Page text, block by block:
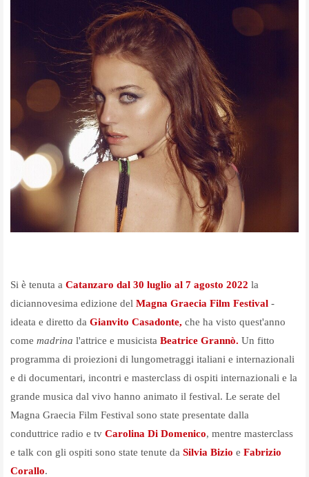
Si è tenuta a Catanzaro dal 30 luglio al 7 agosto 2022 la
diciannovesima edizione del Magna Graecia Film Festival -
ideata e diretto da Gianvito Casadonte, che ha visto quest'anno
come madrina l'attrice e musicista Beatrice Grannò. Un fitto
programma di proiezioni di lungometraggi italiani e internazionali
e di documentari, incontri e masterclass di ospiti internazionali e la
grande musica dal vivo hanno animato il festival. Le serate del
Magna Graecia Film Festival sono state presentate dalla
conduttrice radio e tv Carolina Di Domenico, mentre masterclass
e talk con gli ospiti sono state tenute da Silvia Bizio e Fabrizio
Corallo.